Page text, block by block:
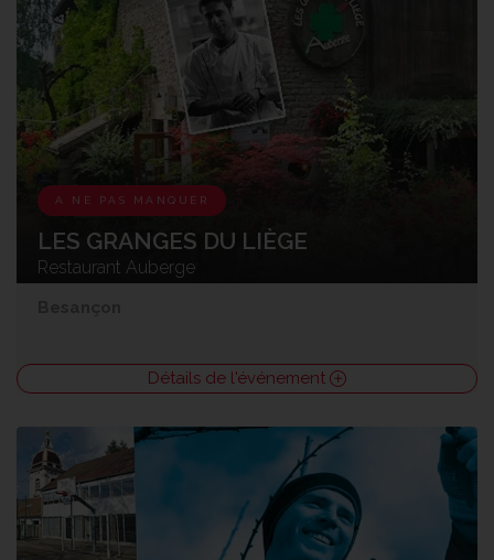
A NE PAS MANQUER
LES GRANGES DU LIÈGE
Restaurant Auberge
Détails de l'événement